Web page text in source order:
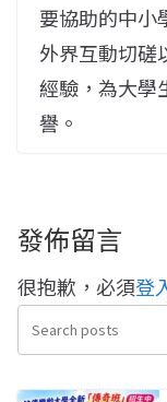
要協助的中小
外界互動切磋
經驗，為大學
譽。
發佈留言
很抱歉，必須登